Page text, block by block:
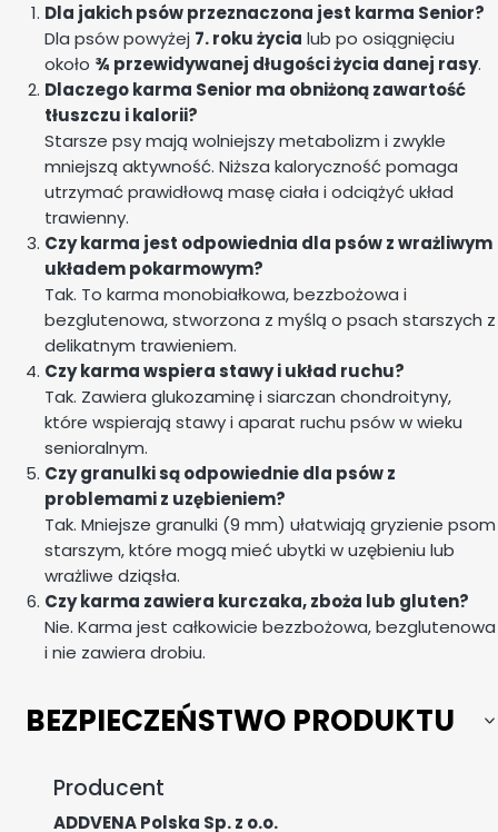
Dla jakich psów przeznaczona jest karma Senior?
Dla psów powyżej 7. roku życia lub po osiągnięciu
około ¾ przewidywanej długości życia danej rasy.
Dlaczego karma Senior ma obniżoną zawartość
tłuszczu i kalorii?
Starsze psy mają wolniejszy metabolizm i zwykle
mniejszą aktywność. Niższa kaloryczność pomaga
utrzymać prawidłową masę ciała i odciążyć układ
trawienny.
Czy karma jest odpowiednia dla psów z wrażliwym
układem pokarmowym?
Tak. To karma monobiałkowa, bezzbożowa i
bezglutenowa, stworzona z myślą o psach starszych z
delikatnym trawieniem.
Czy karma wspiera stawy i układ ruchu?
Tak. Zawiera glukozaminę i siarczan chondroityny,
które wspierają stawy i aparat ruchu psów w wieku
senioralnym.
Czy granulki są odpowiednie dla psów z
problemami z uzębieniem?
Tak. Mniejsze granulki (9 mm) ułatwiają gryzienie psom
starszym, które mogą mieć ubytki w uzębieniu lub
wrażliwe dziąsła.
Czy karma zawiera kurczaka, zboża lub gluten?
Nie. Karma jest całkowicie bezzbożowa, bezglutenowa
i nie zawiera drobiu.
BEZPIECZEŃSTWO PRODUKTU
Producent
ADDVENA Polska Sp. z o.o.